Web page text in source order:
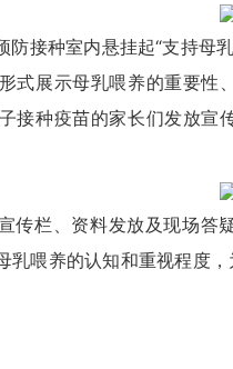
防接种室内悬挂起“支持母
式展示母乳喂养的重要
接种疫苗的家长们发放
传栏、资料发放及现场答
乳喂养的认知和重视程度